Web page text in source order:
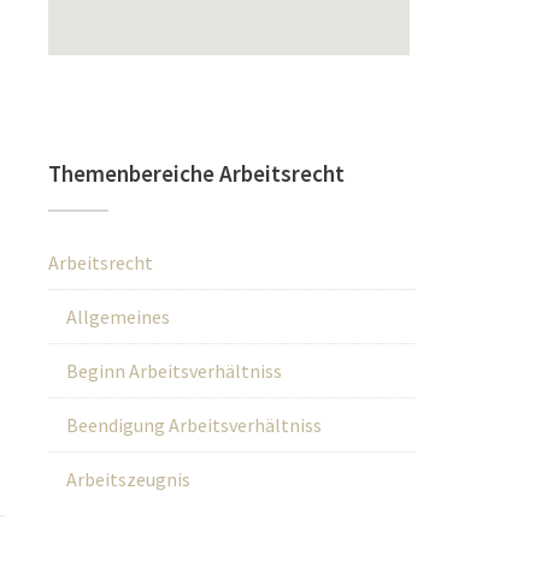
Themenbereiche Arbeitsrecht
Arbeitsrecht
Allgemeines
Beginn Arbeitsverhältniss
Beendigung Arbeitsverhältniss
Arbeitszeugnis